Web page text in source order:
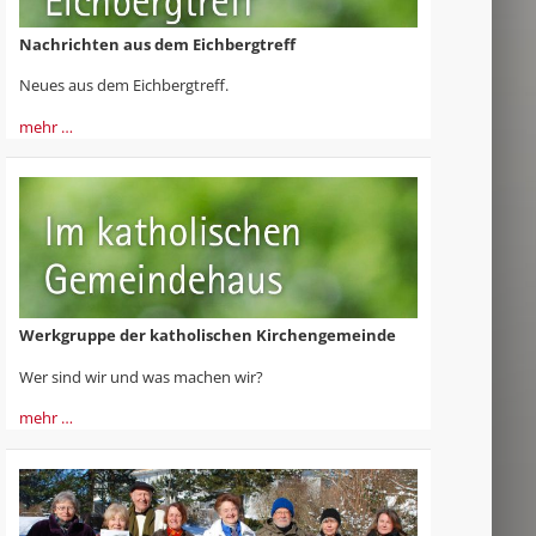
Nachrichten aus dem Eichbergtreff
Neues aus dem Eichbergtreff.
mehr …
Werkgruppe der katholischen Kirchengemeinde
Wer sind wir und was machen wir?
mehr …